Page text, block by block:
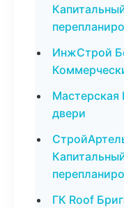
ИнжСтрой
двери
ГК Roof